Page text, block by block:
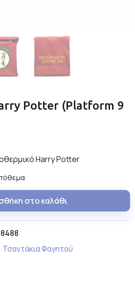
Potter (Platform 9
Harry Potter
στο καλάθι
Τσαντάκια Φαγητού